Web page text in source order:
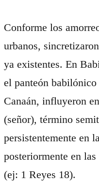
Conforme los
urbanos,
ya existentes. En
el panteón
Canaán, influyeron
(señor), término
persistentemente en
posteriormente en
(ej: 1 Reyes 18).